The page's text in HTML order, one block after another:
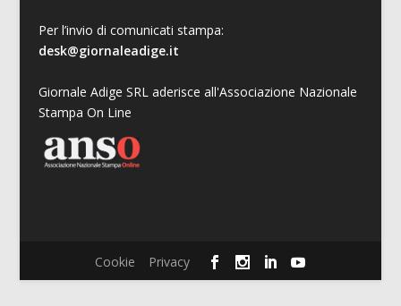
Per l’invio di comunicati stampa:
desk@giornaleadige.it
Giornale Adige SRL aderisce all'Associazione Nazionale
Stampa On Line
Cookie Privacy